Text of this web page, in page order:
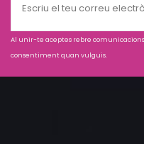
Al unir-te aceptes rebre
consentiment quan vulguis.